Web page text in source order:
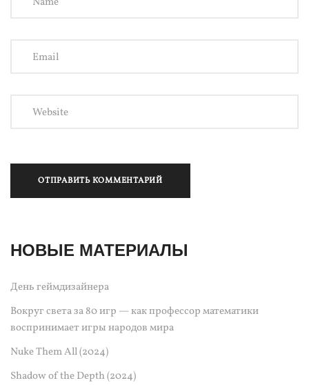
НОВЫЕ МАТЕРИАЛЫ
День геймдизайнера
Вокруг света за 80 игр — как профессор математики
воспринимает игры народов мира
Nuke Them All (2024)
Shadow of the Depth (2024)